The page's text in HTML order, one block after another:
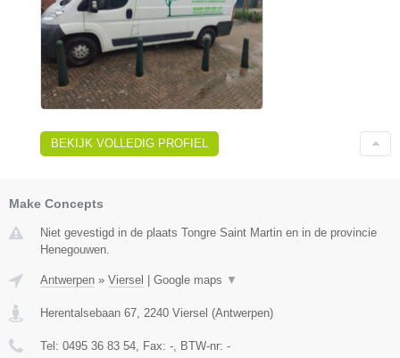
BEKIJK VOLLEDIG PROFIEL
Make Concepts
Niet gevestigd in de plaats Tongre Saint Martin en in de provincie
Henegouwen.
Antwerpen » Viersel | Google maps ▼
Herentalsebaan 67 2240 Viersel (Antwerpen)
Tel: 0495 36 83 54 , Fax: - , BTW-nr: -